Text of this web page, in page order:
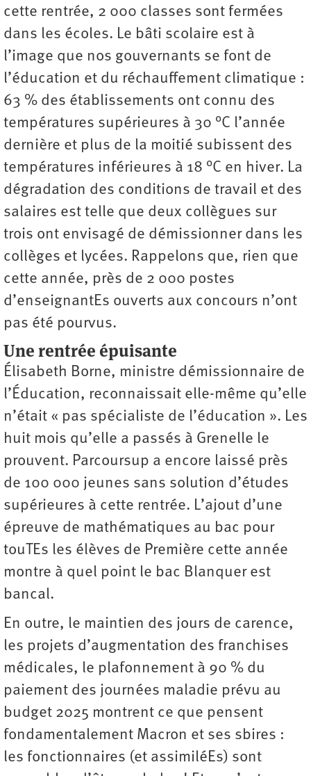
cette rentrée, 2 000 classes sont fermées
dans les écoles. Le bâti scolaire est à
l’image que nos gouvernants se font de
l’éducation et du réchauffement climatique :
63 % des établissements ont connu des
températures supérieures à 30 °C l’année
dernière et plus de la moitié subissent des
températures inférieures à 18 °C en hiver. La
dégradation des conditions de travail et des
salaires est telle que deux collègues sur
trois ont envisagé de démissionner dans les
collèges et lycées. Rappelons que, rien que
cette année, près de 2 000 postes
d’enseignantEs ouverts aux concours n’ont
pas été pourvus.
Une rentrée épuisante
Élisabeth Borne, ministre démissionnaire de
l’Éducation, reconnaissait elle-même qu’elle
n’était « pas spécialiste de l’éducation ». Les
huit mois qu’elle a passés à Grenelle le
prouvent. Parcoursup a encore laissé près
de 100 000 jeunes sans solution d’études
supérieures à cette rentrée. L’ajout d’une
épreuve de mathématiques au bac pour
touTEs les élèves de Première cette année
montre à quel point le bac Blanquer est
bancal.
En outre, le maintien des jours de carence,
les projets d’augmentation des franchises
médicales, le plafonnement à 90 % du
paiement des journées maladie prévu au
budget 2025 montrent ce que pensent
fondamentalement Macron et ses sbires :
les fonctionnaires (et assimiléEs) sont